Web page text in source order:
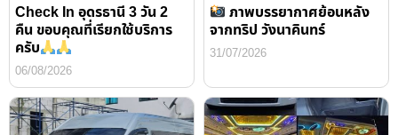
Check In อุดรธานี 3 วัน 2
คืน ขอบคุณที่เรียกใช้บริการ
ครับ
06/08/2026
ภาพบรรยากาศย้อนหลัง
จากทริป วังนาคินทร์
31/07/2026